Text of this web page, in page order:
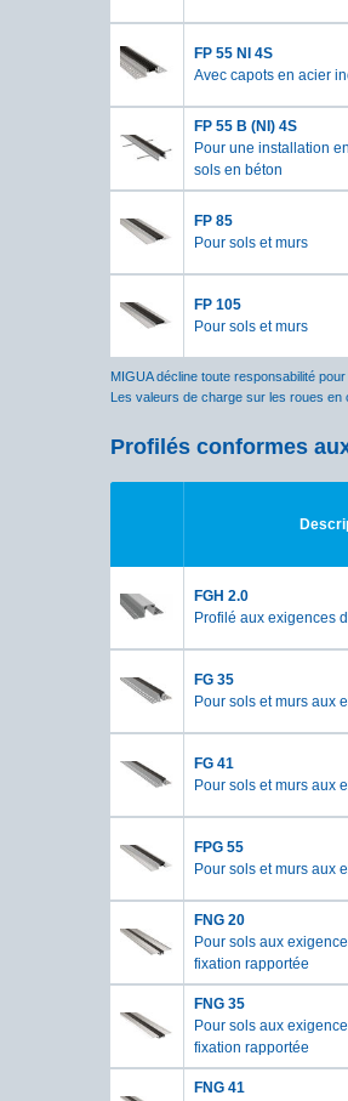
FP 55 NI 4S
Avec capots en acier
FP 55 B (NI) 4S
Pour une installation
sols en béton
FP 85
Pour sols et murs
FP 105
Pour sols et murs
MIGUA décline toute responsabilité
Les valeurs de charge sur les roues en
Profilés conformes
FGH 2.0
Profilé aux exigences
FG 35
Pour sols et murs aux
FG 41
Pour sols et murs aux
FPG 55
Pour sols et murs aux
FNG 20
Pour sols aux
fixation rapportée
FNG 35
Pour sols aux
fixation rapportée
FNG 41